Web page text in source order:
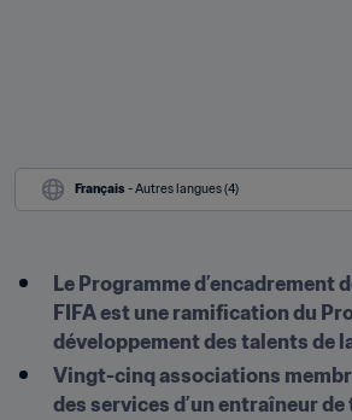
Français - Autres langues (4)
Le Programme d’encadrement
FIFA est une ramification du
développement des talents de
Vingt-cinq associations
des services d’un entraîneur